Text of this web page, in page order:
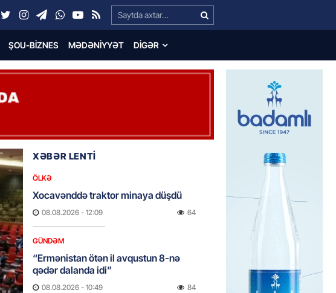
Search…
ŞOU-BIZNES MƏDƏNIYYƏT DIGƏR
XƏBƏR LENTİ
ÖLKƏ
Xocavənddə traktor minaya düşdü
08.08.2026 - 12:09 64
GÜNDƏM
“Ermənistan ötən il avqustun 8-nə
qədər dalanda idi”
08.08.2026 - 10:49 84